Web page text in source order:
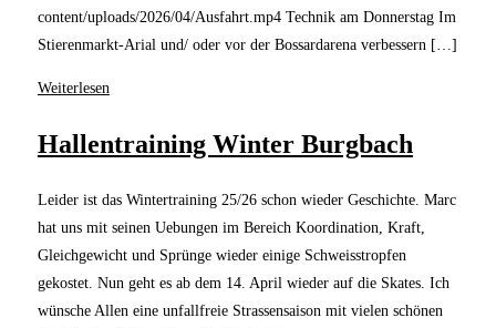
content/uploads/2026/04/Ausfahrt.mp4 Technik am Donnerstag Im
Stierenmarkt-Arial und/ oder vor der Bossardarena verbessern […]
Weiterlesen
Hallentraining Winter Burgbach
Leider ist das Wintertraining 25/26 schon wieder Geschichte. Marc
hat uns mit seinen Uebungen im Bereich Koordination, Kraft,
Gleichgewicht und Sprünge wieder einige Schweisstropfen
gekostet. Nun geht es ab dem 14. April wieder auf die Skates. Ich
wünsche Allen eine unfallfreie Strassensaison mit vielen schönen